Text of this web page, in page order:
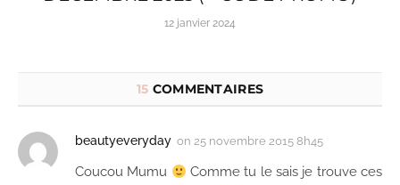
12 janvier 2024
15 COMMENTAIRES
beautyeveryday on 25 novembre 2015 8h45
Coucou Mumu
Comme tu le sais je trouve ces